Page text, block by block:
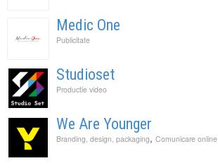
Medic One
Publicitate
Studioset
Productie video
We Are Younger
Branding, design, packaging, Comunicare online